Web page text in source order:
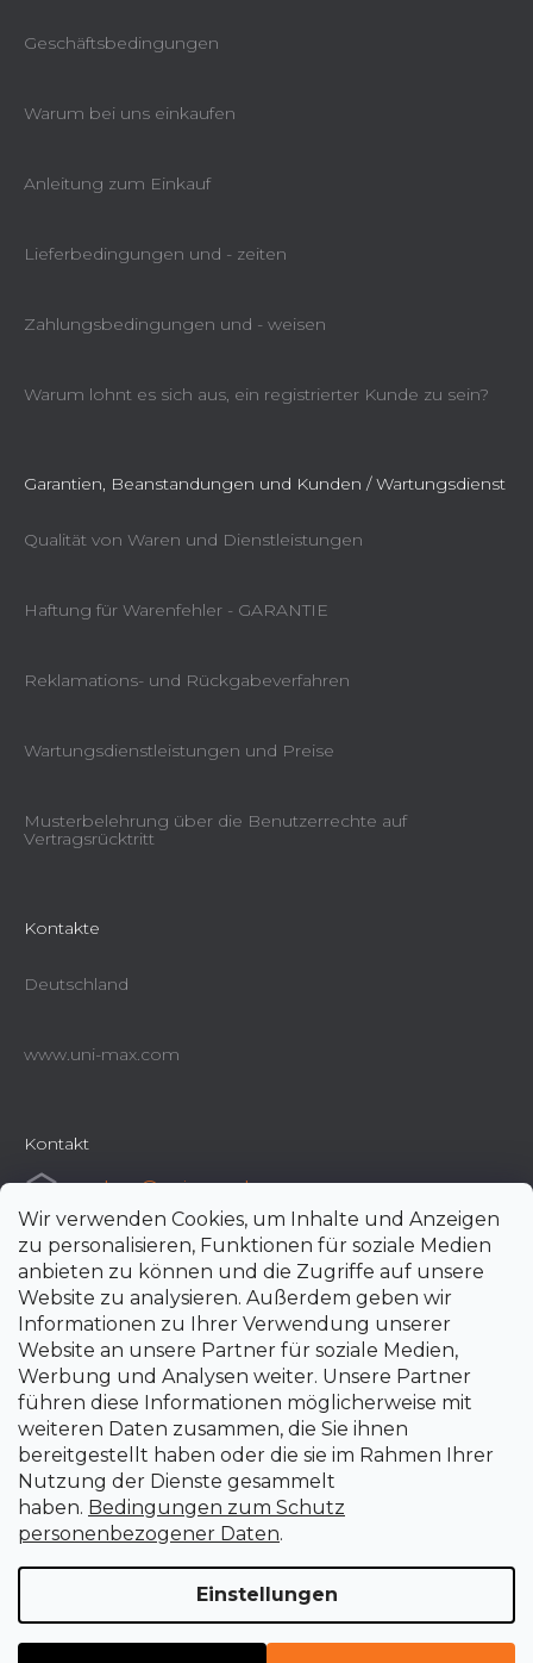
Wir verwenden Cookies, um Inhalte und Anzeigen
zu personalisieren, Funktionen für soziale Medien
anbieten zu können und die Zugriffe auf unsere
Website zu analysieren. Außerdem geben wir
Informationen zu Ihrer Verwendung unserer
Website an unsere Partner für soziale Medien,
Werbung und Analysen weiter. Unsere Partner
führen diese Informationen möglicherweise mit
weiteren Daten zusammen, die Sie ihnen
bereitgestellt haben oder die sie im Rahmen Ihrer
Nutzung der Dienste gesammelt
haben. Bedingungen zum Schutz
personenbezogener Daten.
Einstellungen
Geschäftsbedingungen
Warum bei uns einkaufen
Anleitung zum Einkauf
Lieferbedingungen und - zeiten
Zahlungsbedingungen und - weisen
Warum lohnt es sich aus, ein registrierter Kunde zu sein?
Garantien, Beanstandungen und Kunden / Wartungsdienst
Qualität von Waren und Dienstleistungen
Haftung für Warenfehler - GARANTIE
Reklamations- und Rückgabeverfahren
Wartungsdienstleistungen und Preise
Musterbelehrung über die Benutzerrechte auf
Vertragsrücktritt
Kontakte
Deutschland
www.uni-max.com
Kontakt
e-shop@uni-max.de
+420 266 190 190
Erstellt von Shoptet Premium